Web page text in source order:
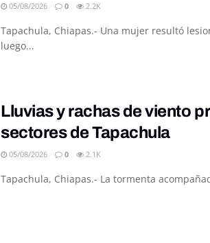
05/08/2026 0 2.2K
Tapachula, Chiapas.- Una mujer resultó
luego...
Lluvias y rachas de viento
sectores de Tapachula
05/08/2026 0 2.1K
Tapachula, Chiapas.- La tormenta